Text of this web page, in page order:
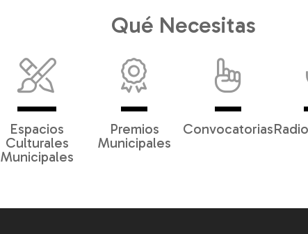
Qué Necesitas
Espacios
Culturales
Municipales
Premios
Municipales
Convocatorias